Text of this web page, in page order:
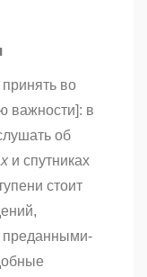
во
важности]: в
об
и спутниках
стоит
преданными-